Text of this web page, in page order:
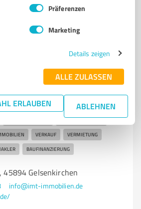
Präferenzen
Marketing
Details zeigen
ALLE ZULASSEN
ERLAUBEN ABLEHNEN
Gewerbeimmobilien
MIETWOHNUNGEN
VERKAUF VERMIETUNG
BAUFINANZIERUNG
45894 Gelsenkirchen
info@imt-immobilien.de